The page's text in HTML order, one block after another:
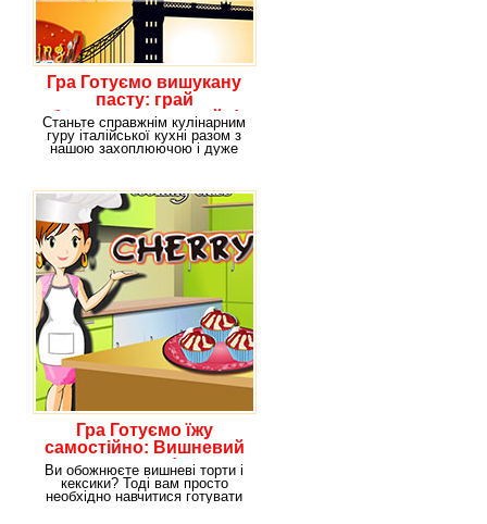
Гра Готуємо вишукану
пасту: грай
безкоштовно онлайн!
Станьте справжнім кулінарним
гуру італійської кухні разом з
нашою захоплюючою і дуже
Гра Готуємо їжу
самостійно: Вишневий
десерт!
Ви обожнюєте вишневі торти і
кексики? Тоді вам просто
необхідно навчитися готувати